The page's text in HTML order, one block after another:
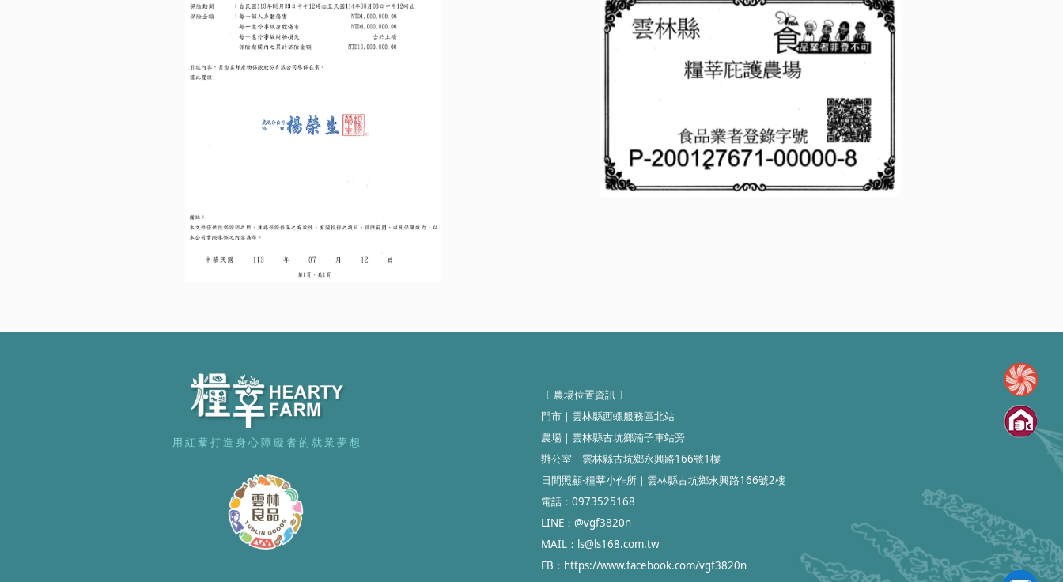
用 紅 藜 打 造 身 心 障 礙 者 的 就 業 夢 想
〔 農場位置資訊 〕
門市 ｜雲林縣西螺服務區北站
農場 ｜ 雲林縣古坑鄉湳子車站旁
辦公室 ｜ 雲林縣古坑鄉永興路166號1樓
日間照顧-糧莘小作所 ｜雲林縣古坑鄉永興路166號2樓
電話：0973525168
LINE：@vgf3820n
MAIL ：ls@ls168.com.tw
FB：https://www.facebook.com/vgf3820n